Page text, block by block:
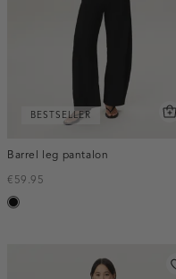
BESTSELLER
Barrel leg pantalon
€59.95
zwart